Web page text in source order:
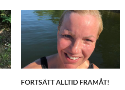
FORTSÄTT ALLTID FRAMÅT!